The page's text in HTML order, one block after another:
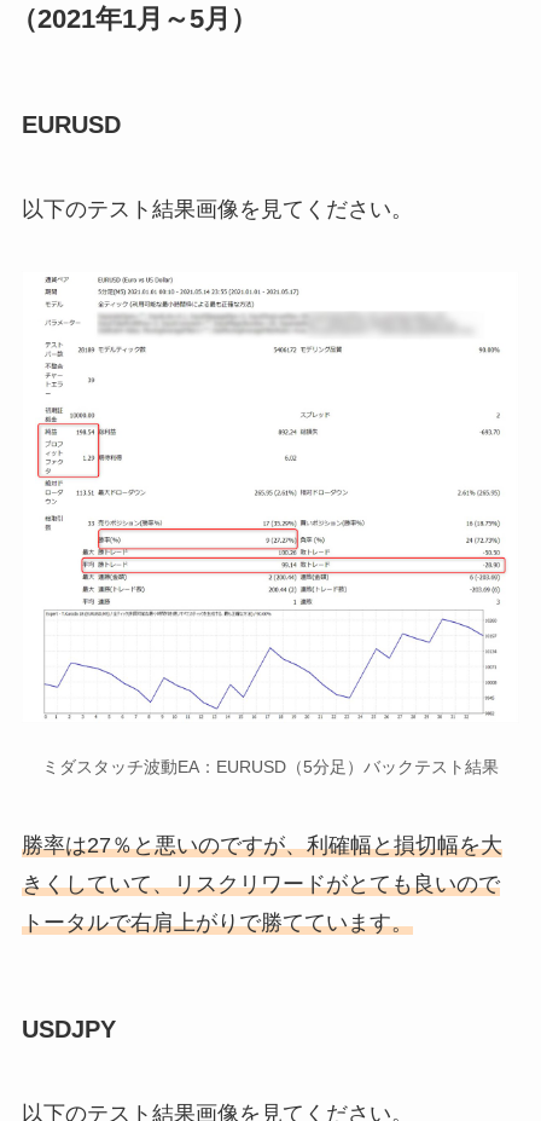
（2021年1月～5月）
EURUSD
以下のテスト結果画像を見てください。
ミダスタッチ波動EA：EURUSD（5分足）バックテスト結果
勝率は27％と悪いのですが、利確幅と損切幅を大
きくしていて、リスクリワードがとても良いので
トータルで右肩上がりで勝てています。
USDJPY
以下のテスト結果画像を見てください。